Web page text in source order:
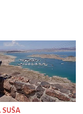
SUŠA